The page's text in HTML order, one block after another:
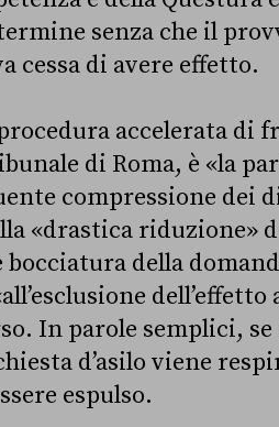
senza che il
cessa di avere effetto.
accelerata di
di Roma, è «la
compressione dei
«drastica riduzione»
della
In parole semplici,
d’asilo viene
espulso.